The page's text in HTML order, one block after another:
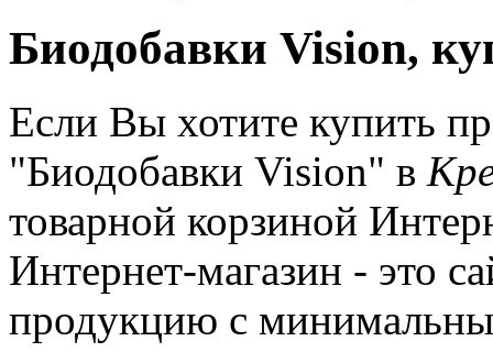
Биодобавки Vision,
Если Вы хотите купить
"Биодобавки Vision" в
товарной корзиной
Интернет-магазин - это
продукцию с